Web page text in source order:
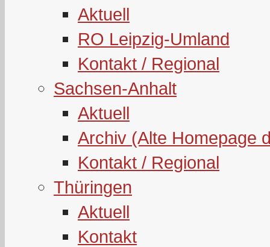
Aktuell
RO Leipzig-Umland
Kontakt / Regional
Sachsen-Anhalt
Aktuell
Archiv (Alte Homepage
Kontakt / Regional
Thüringen
Aktuell
Kontakt